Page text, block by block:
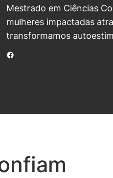
Mestrado em Ciências
mulheres impactadas
transformamos
Facebook